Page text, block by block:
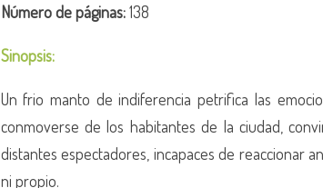
Número de páginas:138
Sinopsis:
Un frio manto de indiferencia petrifica las
conmoverse de los habitantes de la ciudad,
distantes espectadores, incapaces de reaccionar
ni propio.